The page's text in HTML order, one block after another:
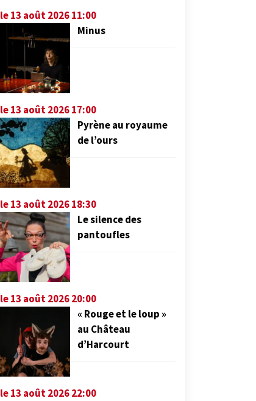
le 13 août 2026 11:00
Minus
le 13 août 2026 17:00
Pyrène au royaume
de l’ours
le 13 août 2026 18:30
Le silence des
pantoufles
le 13 août 2026 20:00
« Rouge et le loup »
au Château
d’Harcourt
le 13 août 2026 22:00